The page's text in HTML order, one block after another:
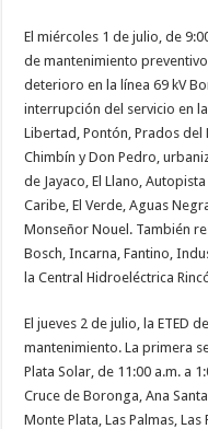
El miércoles 1 de julio, de
de mantenimiento
deterioro en la línea 69 kV
interrupción del servicio en
Libertad, Pontón, Prados del
Chimbín y Don Pedro,
de Jayaco, El Llano,
Caribe, El Verde, Aguas
Monseñor Nouel. También
Bosch, Incarna, Fantino,
la Central Hidroeléctrica
El jueves 2 de julio, la ETED
mantenimiento. La primera
Plata Solar, de 11:00 a.m. a
Cruce de Boronga, Ana
Monte Plata, Las Palmas, Las